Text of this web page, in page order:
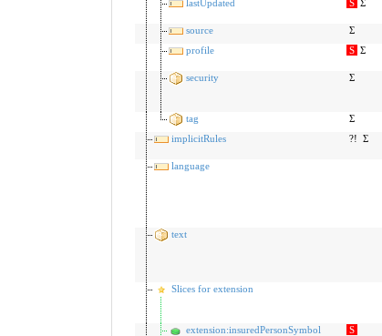
lastUpdated
S Σ
source
Σ
profile
S Σ
security
Σ
tag
Σ
implicitRules
?! Σ
language
text
Slices for extension
extension:insuredPersonSymbol
S